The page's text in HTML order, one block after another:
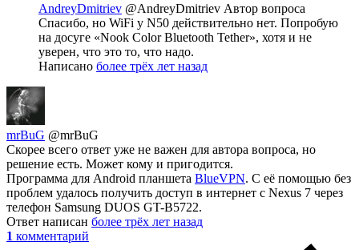
AndreyDmitriev @AndreyDmitriev Автор вопроса
Спасибо, но WiFi у N50 действительно нет. Попробую
на досуге «Nook Color Bluetooth Tether», хотя и не
уверен, что это то, что надо.
Написано более трёх лет назад
mrBuG @mrBuG
Скорее всего ответ уже не важен для автора вопроса, но
решение есть. Может кому и пригодится.
Программа для Android планшета BlueVPN. С её помощью без
проблем удалось получить доступ в интернет с Nexus 7 через
телефон Samsung DUOS GT-B5722.
Ответ написан более трёх лет назад
1 комментарий